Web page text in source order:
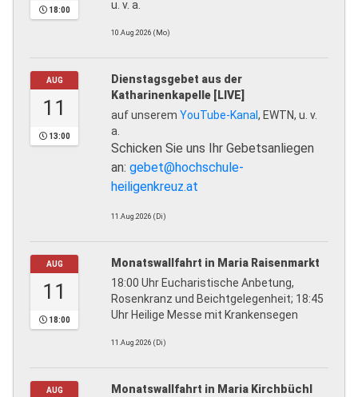
18:00
u. v. a.
10.Aug.2026 (Mo)
AUG
11
13:00
Dienstagsgebet aus der
Katharinenkapelle [LIVE]
auf unserem YouTube-Kanal, EWTN, u. v.
a.
Schicken Sie uns Ihr Gebetsanliegen
an: gebet@hochschule-
heiligenkreuz.at
11.Aug.2026 (Di)
AUG
11
18:00
Monatswallfahrt in Maria Raisenmarkt
18:00 Uhr Eucharistische Anbetung,
Rosenkranz und Beichtgelegenheit; 18:45
Uhr Heilige Messe mit Krankensegen
11.Aug.2026 (Di)
AUG
Monatswallfahrt in Maria Kirchbüchl